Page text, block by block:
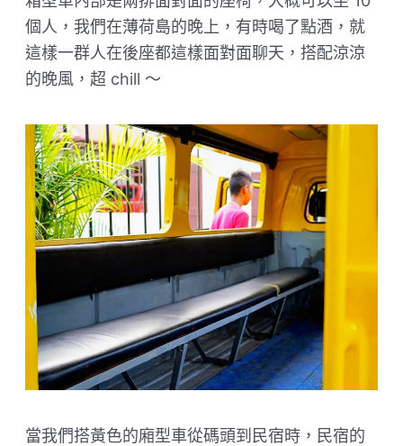
個人，我們在薄荷島的晚上，有時喝了點酒，就
這樣一群人在後座都這樣面對面聊天，搭配涼涼
的晚風，超 chill ～
當我們搭黃色的廂型車從碼頭到民宿時，民宿的